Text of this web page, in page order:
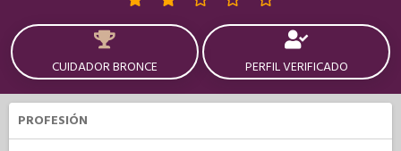
CUIDADOR BRONCE PERFIL VERIFICADO
PROFESIÓN